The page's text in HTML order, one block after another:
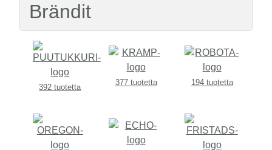
Brändit
392 tuotetta
377 tuotetta 194 tuotetta